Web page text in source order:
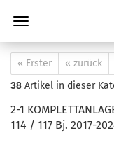
« Erster « zurück
38 Artikel in dieser
2-1
114 / 117 Bj. 2017-